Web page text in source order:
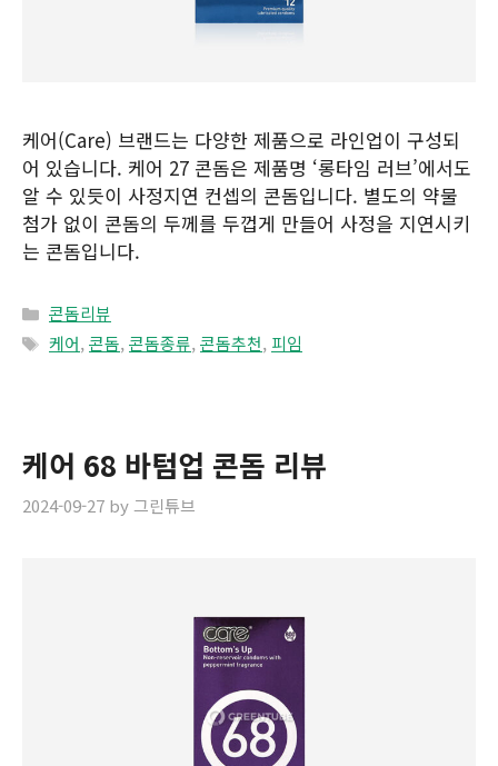
케어(Care) 브랜드는 다양한 제품으로 라인업이 구성되
어 있습니다. 케어 27 콘돔은 제품명 ‘롱타임 러브’에서도
알 수 있듯이 사정지연 컨셉의 콘돔입니다. 별도의 약물
첨가 없이 콘돔의 두께를 두껍게 만들어 사정을 지연시키
는 콘돔입니다.
Categories
콘돔리뷰
Tags
케어, 콘돔, 콘돔종류, 콘돔추천, 피임
케어 68 바텀업 콘돔 리뷰
2024-09-27 by그린튜브